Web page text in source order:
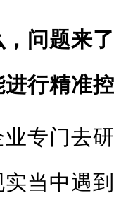
，问题来
进行精准
业专门去
实当中遇